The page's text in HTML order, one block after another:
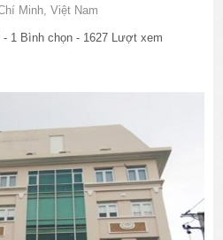
Minh, Việt Nam
- 1 Bình chọn - 1627 Lượt xem